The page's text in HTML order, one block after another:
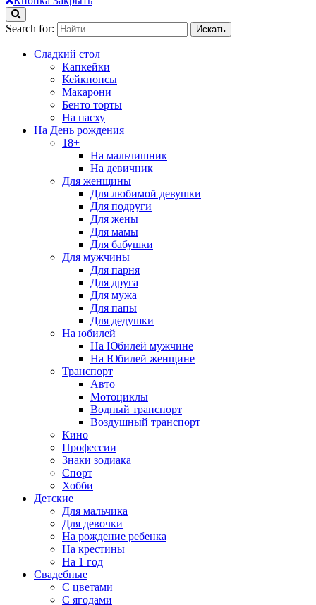
Search for:
Сладкий стол
Капкейки
Кейкпопсы
Макарони
Бенто торты
На пасху
На День рождения
18+
На мальчишник
На девичник
Для женщины
Для любимой девушки
Для подруги
Для жены
Для мамы
Для бабушки
Для мужчины
Для парня
Для друга
Для мужа
Для папы
Для дедушки
На юбилей
На Юбилей мужчине
На Юбилей женщине
Транспорт
Авто
Мотоциклы
Водный транспорт
Воздушный транспорт
Кино
Профессии
Знаки зодиака
Спорт
Хобби
Детские
Для мальчика
Для девочки
На рождение ребенка
На крестины
На 1 год
Свадебные
С цветами
С ягодами